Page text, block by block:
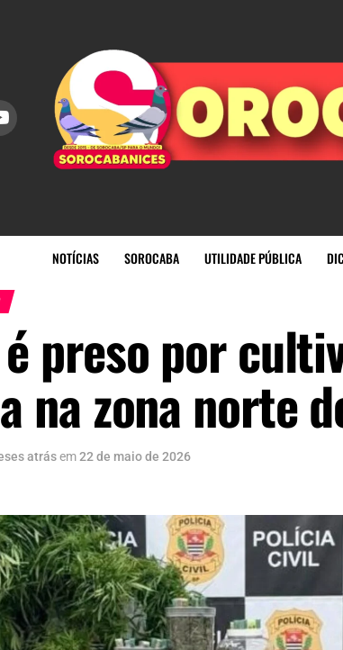
NOTÍCIAS SOROCABA UTILIDADE PÚBLICA
preso por
na zona norte
atrásem22 de maio de 2026